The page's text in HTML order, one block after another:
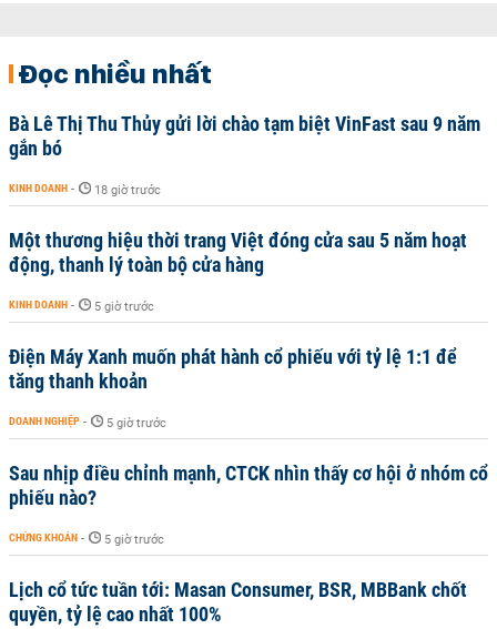
Đọc nhiều nhất
Bà Lê Thị Thu Thủy gửi lời chào tạm biệt VinFast sau 9 năm
gắn bó
KINH DOANH - 18 giờ trước
Một thương hiệu thời trang Việt đóng cửa sau 5 năm hoạt
động, thanh lý toàn bộ cửa hàng
KINH DOANH - 5 giờ trước
Điện Máy Xanh muốn phát hành cổ phiếu với tỷ lệ 1:1 để
tăng thanh khoản
DOANH NGHIỆP - 5 giờ trước
Sau nhịp điều chỉnh mạnh, CTCK nhìn thấy cơ hội ở nhóm cổ
phiếu nào?
CHỨNG KHOÁN - 5 giờ trước
Lịch cổ tức tuần tới: Masan Consumer, BSR, MBBank chốt
quyền, tỷ lệ cao nhất 100%